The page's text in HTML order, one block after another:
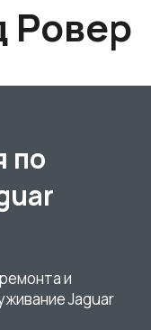
Ровер
по
и
Jaguar